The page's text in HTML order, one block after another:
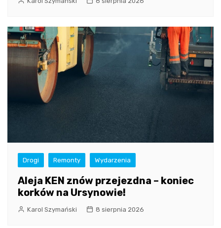
Drogi Remonty Wydarzenia
Aleja KEN znów przejezdna – koniec
korków na Ursynowie!
Karol Szymański 8 sierpnia 2026